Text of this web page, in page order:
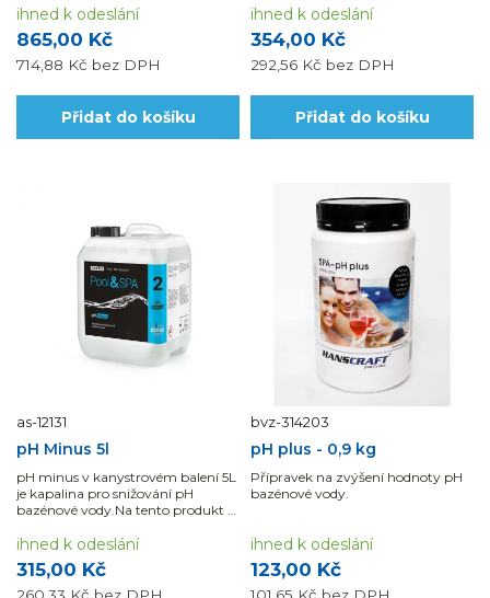
865,00 Kč
714,88 Kč bez DPH
ihned k odeslání
Přidat do košíku
354,00 Kč
292,56 Kč bez DPH
ihned k odeslání
Přidat do košíku
as-12131
pH Minus 5l
pH minus v kanystrovém balení 5L
je kapalina pro snižování pH
bazénové vody.Na tento produkt se
315,00 Kč
ihned k odeslání
bvz-314203
pH plus - 0,9 kg
Přípravek na zvýšení hodnoty pH
bazénové vody.
123,00 Kč
ihned k odeslání